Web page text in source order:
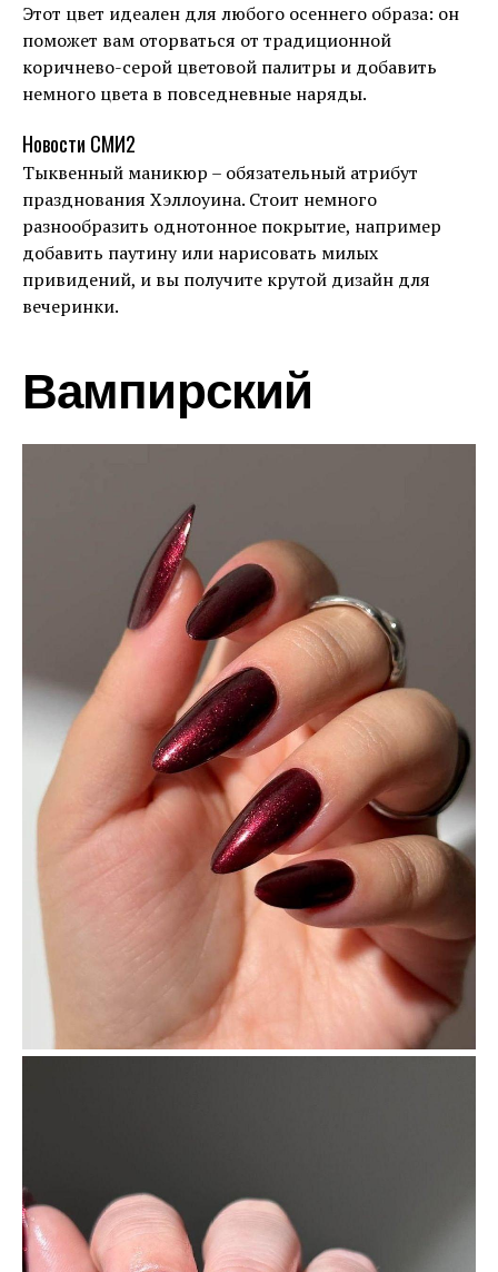
Этот цвет идеален для любого осеннего образа: он
поможет вам оторваться от традиционной
коричнево-серой цветовой палитры и добавить
немного цвета в повседневные наряды.
Новости СМИ2
Тыквенный маникюр – обязательный атрибут
празднования Хэллоуина. Стоит немного
разнообразить однотонное покрытие, например
добавить паутину или нарисовать милых
привидений, и вы получите крутой дизайн для
вечеринки.
Вампирский